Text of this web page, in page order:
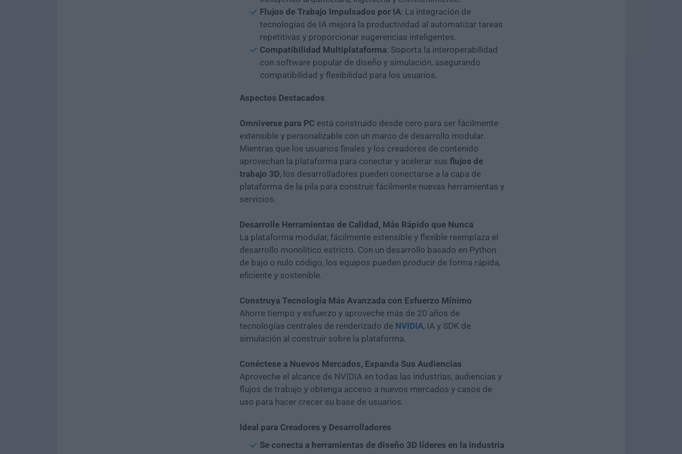
Flujos de Trabajo Impulsados por IA: La integración de
tecnologías de IA mejora la productividad al automatizar tareas
repetitivas y proporcionar sugerencias inteligentes.
Compatibilidad Multiplataforma: Soporta la interoperabilidad
con software popular de diseño y simulación, asegurando
compatibilidad y flexibilidad para los usuarios.
Aspectos Destacados
Omniverse para PC está construido desde cero para ser fácilmente
extensible y personalizable con un marco de desarrollo modular.
Mientras que los usuarios finales y los creadores de contenido
aprovechan la plataforma para conectar y acelerar sus flujos de
trabajo 3D, los desarrolladores pueden conectarse a la capa de
plataforma de la pila para construir fácilmente nuevas herramientas y
servicios.
Desarrolle Herramientas de Calidad, Más Rápido que Nunca
La plataforma modular, fácilmente extensible y flexible reemplaza el
desarrollo monolítico estricto. Con un desarrollo basado en Python
de bajo o nulo código, los equipos pueden producir de forma rápida,
eficiente y sostenible.
Construya Tecnología Más Avanzada con Esfuerzo Mínimo
Ahorre tiempo y esfuerzo y aproveche más de 20 años de
tecnologías centrales de renderizado de NVIDIA, IA y SDK de
simulación al construir sobre la plataforma.
Conéctese a Nuevos Mercados, Expanda Sus Audiencias
Aproveche el alcance de NVIDIA en todas las industrias, audiencias y
flujos de trabajo y obtenga acceso a nuevos mercados y casos de
uso para hacer crecer su base de usuarios.
Ideal para Creadores y Desarrolladores
Se conecta a herramientas de diseño 3D líderes en la industria